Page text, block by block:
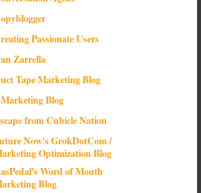
Passionate Users
Zarrella
Tape Marketing Blog
Blog
from Cubicle Nation
Now's GrokDotCom /
Optimization Blog
Word of Mouth
Blog